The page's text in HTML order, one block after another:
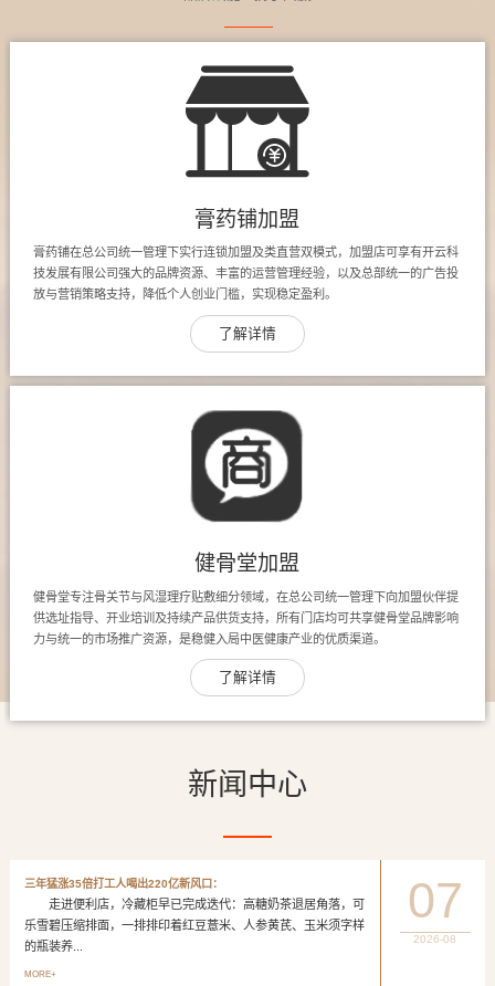
膏药铺加盟
膏药铺在总公司统一管理下实行连锁加盟及类直营双模式，加盟店可享有开云科
技发展有限公司强大的品牌资源、丰富的运营管理经验，以及总部统一的广告投
放与营销策略支持，降低个人创业门槛，实现稳定盈利。
了解详情
健骨堂加盟
健骨堂专注骨关节与风湿理疗贴敷细分领域，在总公司统一管理下向加盟伙伴提
供选址指导、开业培训及持续产品供货支持，所有门店均可共享健骨堂品牌影响
力与统一的市场推广资源，是稳健入局中医健康产业的优质渠道。
了解详情
新闻中心
三年猛涨35倍打工人喝出220亿新风口：
走进便利店，冷藏柜早已完成迭代：高糖奶茶退居角落，可
乐雪碧压缩排面，一排排印着红豆薏米、人参黄芪、玉米须字样
的瓶装养...
MORE+
07
2026-08